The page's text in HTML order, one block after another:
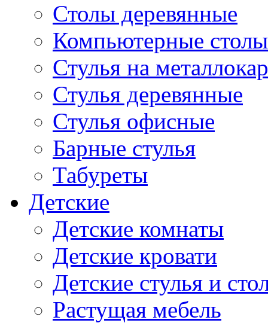
Столы деревянные
Компьютерные столы
Стулья на
Стулья деревянные
Стулья офисные
Барные стулья
Табуреты
Детские
Детские комнаты
Детские кровати
Детские стулья и
Растущая мебель